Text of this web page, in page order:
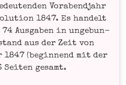
Vor­abend­jahr
1847. Es han­delt
74 Aus­ga­ben in unge­bun­
aus der Zeit von
1847 (begin­nend mit der
Sei­ten gesamt.